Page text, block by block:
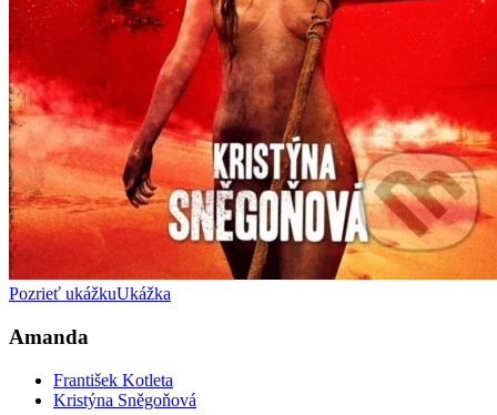
Pozrieť ukážkuUkážka
Amanda
František Kotleta
Kristýna Sněgoňová